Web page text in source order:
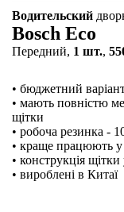
Водительский
Bosch Eco
Передний, 1 шт.,
• бюджетний
• мають повністю
щітки
• робоча резинка -
• краще працюють
• конструкція
• вироблені в Китаї